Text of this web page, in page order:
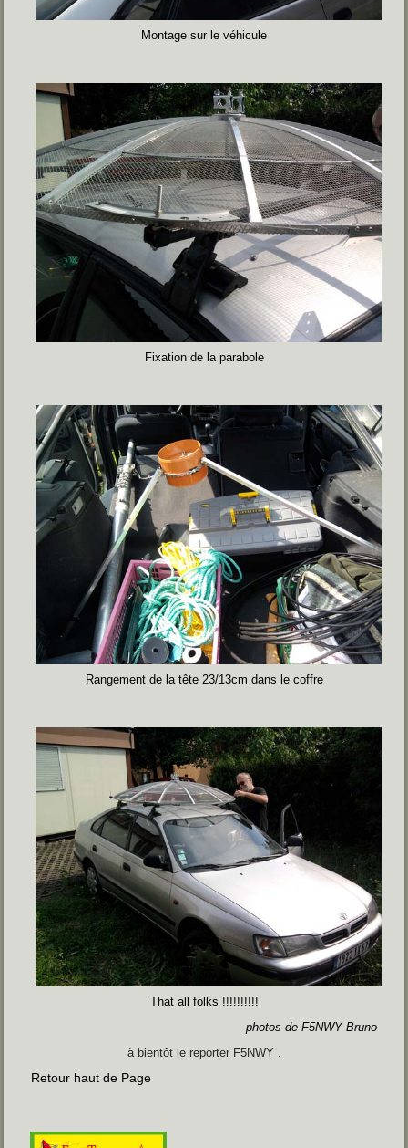
Montage sur le véhicule
Fixation de la parabole
Rangement de la tête 23/13cm dans le coffre
That all folks !!!!!!!!!!
photos de F5NWY Bruno
à bientôt le reporter F5NWY .
Retour haut de Page